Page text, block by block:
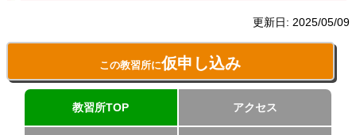
更新日: 2025/05/09
この教習所に仮申し込み
教習所TOP アクセス